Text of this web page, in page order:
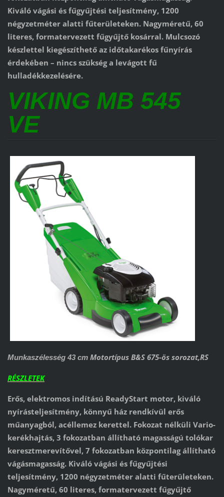
Kiváló vágási és fűgyűjtési teljesítmény, 1200
négyzetméter alatti fűterületeken. Nagyméretű, 60
literes, formatervezett fűgyűjtő kosárral. Mulcsozó
készlettel kiegészíthető az időtakarékos fűnyírás
érdekében – nincs szükség a levágott fű
hulladékkezelésére.
VIKING MB 545
VE
Munkaszélesség 43 cm Motortípus B&S 675-ös sorozat,RS
RÉSZLETEK
Erős, elektromos indítású ReadyStart motor, kiváló
nyírásteljesítmény, könnyű ház rendkívül erős
műanyagból, acéllemez kerettel. Fokozat nélküli Vario-
kerékhajtás, 3 fokozatban állítható magasságú tolókar
keresztmerevítővel, 7 fokozatban központilag állítható
vágásmagasság. Kiváló vágási és fűgyűjtési
teljesítmény, 1200 négyzetméter alatti fűterületeken.
Nagyméretű, 60 literes, formatervezett fűgyűjtő